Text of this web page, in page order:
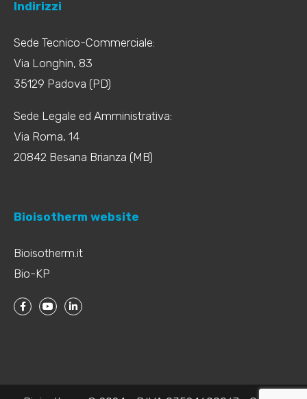
Indirizzi
Sede Tecnico-Commerciale:
Via Longhin, 83
35129 Padova (PD)
Sede Legale ed Amministrativa:
Via Roma, 14
20842 Besana Brianza (MB)
Bioisotherm website
Bioisotherm.it
Bio-KP